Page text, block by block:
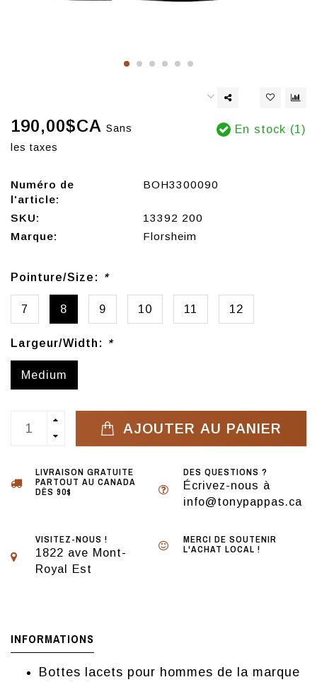
190,00$CA Sans
les taxes
En stock (1)
Numéro de
l'article:
BOH3300090
SKU:
13392 200
Marque:
Florsheim
Pointure/Size: *
7 8 9 10 11 12
Largeur/Width: *
Medium
AJOUTER AU PANIER
LIVRAISON GRATUITE
PARTOUT AU CANADA
DÈS 90$
DES QUESTIONS ?
Écrivez-nous à
info@tonypappas.ca
VISITEZ-NOUS !
1822 ave Mont-
Royal Est
MERCI DE SOUTENIR
L'ACHAT LOCAL !
INFORMATIONS
Bottes lacets pour hommes de la marque